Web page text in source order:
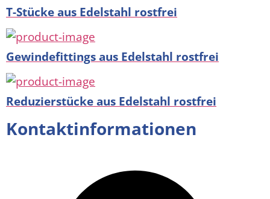
T-Stücke aus Edelstahl rostfrei
Gewindefittings aus Edelstahl rostfrei
Reduzierstücke aus Edelstahl rostfrei
Kontaktinformationen